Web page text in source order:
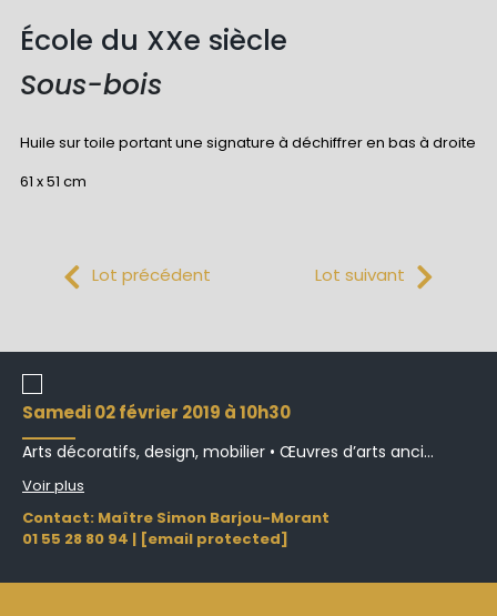
École du XXe siècle
Sous-bois
Huile sur toile portant une signature à déchiffrer en bas à droite
61 x 51 cm
Lot précédent Lot suivant
samedi 02 février 2019 à 10h30
Arts décoratifs, design, mobilier • Œuvres d’arts anci...
Voir plus
Contact: Maître Simon Barjou-Morant
01 55 28 80 94 | [email protected]